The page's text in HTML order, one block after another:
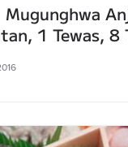
Mugunghwa
1 Tewas, 8